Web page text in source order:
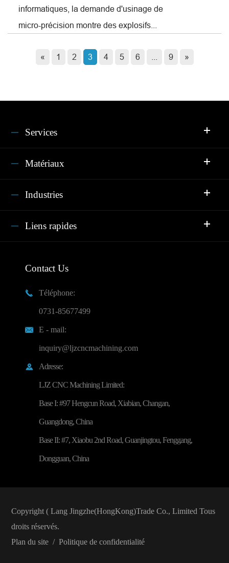
informatiques, la demande d'usinage de
micro-précision montre des explosifs...
« 1 2 3 4 5 6 9 »
Services
Matériaux
Industries
Liens rapides
Contact Us

Téléphone:
0731-85677499

E - mail:
inquiry@ljzcncmachining.com

Adresse:
LJZ CNC Machining Limited:
Base I: #97 Hengcun Road, Xiabian, Changan,
Guangdong, China
Base II: #7, Xiaobu 2nd Road, Guanjingtou, Fenggang,
Dongguan, China
Copyright ( Lang Jingzhe(HongKong)Trade Co., LimitedTous
droits réservés.
Plan du site/ Politique de confidentialité